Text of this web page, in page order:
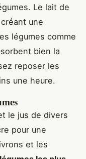
Le lait de
une
légumes comme
bien la
reposer les
une heure.
le jus de divers
pour une
et les